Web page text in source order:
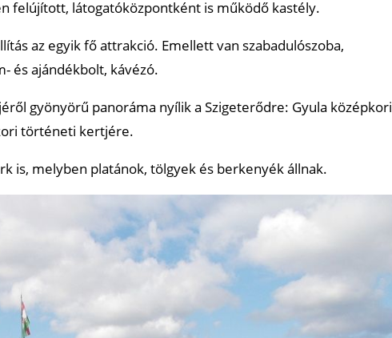
felújított, látogatóközpontként is működő kastély.
az egyik fő attrakció. Emellett van szabadulószoba,
és ajándékbolt, kávézó.
gyönyörű panoráma nyílik a Szigeterődre: Gyula középkori
történeti kertjére.
is, melyben platánok, tölgyek és berkenyék állnak.